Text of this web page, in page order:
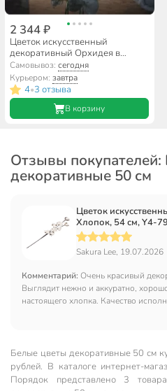
2 344 ₽
Цветок искусственный
декоративный Орхидея в
кашпо, 55 см, белый, Y4-7945
Самовывоз:сегодня
Курьером:завтра
4•3 отзыва
В корзину
Отзывы
декоративные 50 см
Цветок
Хлопок, 54 см, Y4-
Sakura Lee, 19.07.2026
Комментарий: Очень красивый
Выглядит нежно и аккуратно,
настоящего хлопка. Качество
в вазе, добавляет комнате уюта и
осталась довольна, соответствует
Белые цветы декоративные 50 см
рублей. В каталоге интернет-
Порядок представлено 3